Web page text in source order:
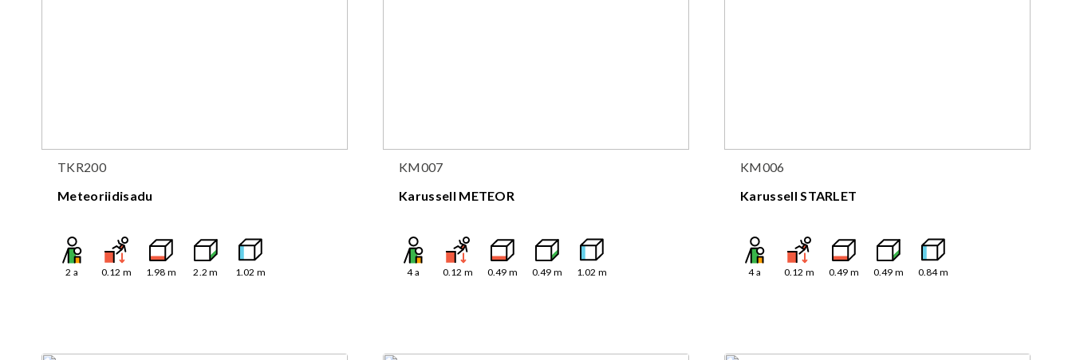
TKR200
Meteoriidisadu
2 a 0.12 m 1.98 m 2.2 m 1.02 m
KM007
Karussell METEOR
4a 0.12 m 0.49 m 0.49 m 1.02 m
KM006
Karussell STARLET
4a 0.12 m 0.49 m 0.49 m 0.84m